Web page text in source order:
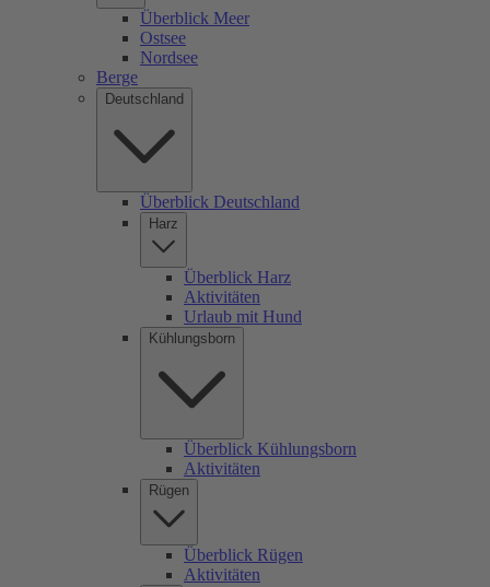
Überblick Meer
Ostsee
Nordsee
Berge
Deutschland
Überblick Deutschland
Harz
Überblick Harz
Aktivitäten
Urlaub mit Hund
Kühlungsborn
Überblick Kühlungsborn
Aktivitäten
Rügen
Überblick Rügen
Aktivitäten